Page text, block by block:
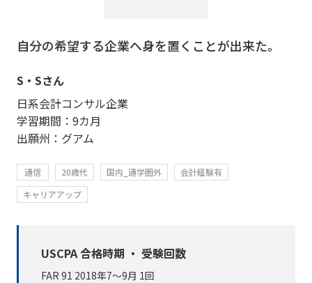
自分の希望する企業へ身を置くことが出来た。
S・Sさん
日系会計コンサル企業
学習期間：9カ月
出願州：グアム
通信 20歳代 国内_通学圏外
会計経験有
キャリアアップ
USCPA 合格時期 ・ 受験回数
FAR 91 2018年7～9月 1回